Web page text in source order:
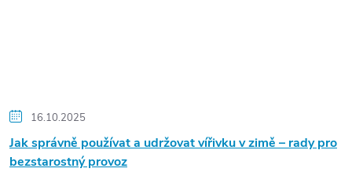
16.10.2025
Jak správně používat a udržovat vířivku v zimě – rady pro
bezstarostný provoz